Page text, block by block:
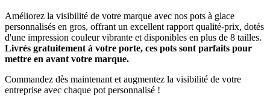
Améliorez la visibilité de votre marque avec nos pots à glace
personnalisés en gros, offrant un excellent rapport qualité-prix, dotés
d'une impression couleur vibrante et disponibles en plus de 8 tailles.
Livrés gratuitement à votre porte, ces pots sont parfaits pour
mettre en avant votre marque.
Commandez dès maintenant et augmentez la visibilité de votre
entreprise avec chaque pot personnalisé !